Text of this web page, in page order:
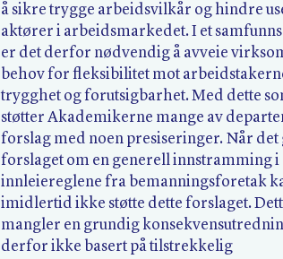
å sikre trygge arbeidsvilkår og hindre
aktører i arbeidsmarkedet. I et
er det derfor nødvendig å avveie
behov for fleksibilitet mot
trygghet og forutsigbarhet. Med dette
støtter Akademikerne mange av
forslag med noen presiseringer. Når det
forslaget om en generell innstramming i
innleiereglene fra bemanningsforetak
imidlertid ikke støtte dette forslaget.
mangler en grundig
derfor ikke basert på tilstrekkelig